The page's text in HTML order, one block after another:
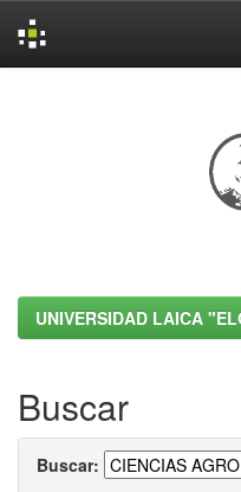
UNIVERSIDAD LAICA
Buscar
Buscar: